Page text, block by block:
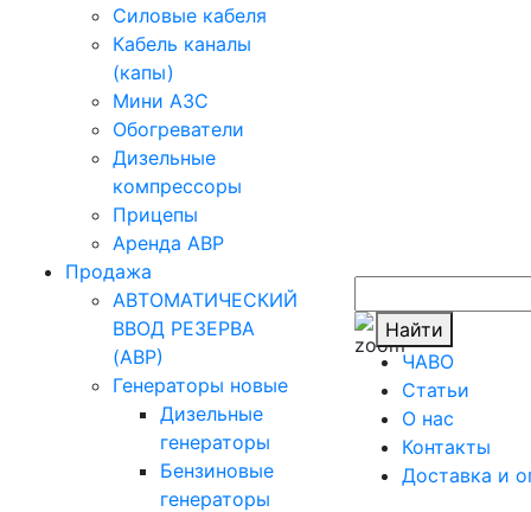
Силовые кабеля
Кабель каналы
(капы)
Мини АЗС
Обогреватели
Дизельные
компрессоры
Прицепы
Аренда АВР
Продажа
АВТОМАТИЧЕСКИЙ
ВВОД РЕЗЕРВА
(АВР)
Генераторы новые
Дизельные
генераторы
Бензиновые
генераторы
Найти
ЧАВО
Cтатьи
O нас
Контакты
Доставка и